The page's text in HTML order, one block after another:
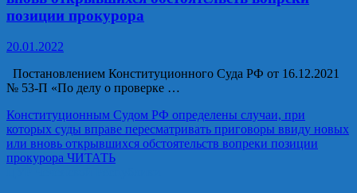
позиции прокурора
20.01.2022
Постановлением Конституционного Суда РФ от 16.12.2021
№ 53-П «По делу о проверке …
Конституционным Судом РФ определены случаи, при
которых суды вправе пересматривать приговоры ввиду новых
или вновь открывшихся обстоятельств вопреки позиции
прокурора ЧИТАТЬ